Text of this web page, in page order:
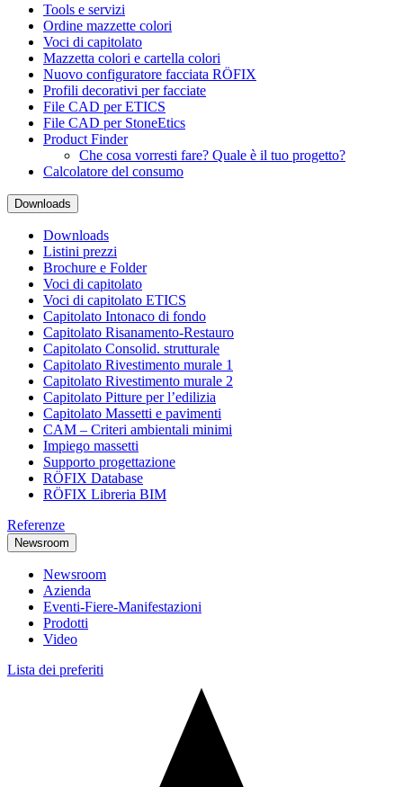
Tools e servizi
Ordine mazzette colori
Voci di capitolato
Mazzetta colori e cartella colori
Nuovo configuratore facciata RÖFIX
Profili decorativi per facciate
File CAD per ETICS
File CAD per StoneEtics
Product Finder
Che cosa vorresti fare? Quale è il tuo progetto?
Calcolatore del consumo
Downloads
Downloads
Listini prezzi
Brochure e Folder
Voci di capitolato
Voci di capitolato ETICS
Capitolato Intonaco di fondo
Capitolato Risanamento-Restauro
Capitolato Consolid. strutturale
Capitolato Rivestimento murale 1
Capitolato Rivestimento murale 2
Capitolato Pitture per l’edilizia
Capitolato Massetti e pavimenti
CAM – Criteri ambientali minimi
Impiego massetti
Supporto progettazione
RÖFIX Database
RÖFIX Libreria BIM
Referenze
Newsroom
Newsroom
Azienda
Eventi-Fiere-Manifestazioni
Prodotti
Video
Lista dei preferiti